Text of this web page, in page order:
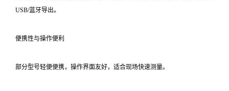
USB/蓝牙导出。
便携性与操作便利
部分型号轻便便携，操作界面友好，适合现场快速测量。